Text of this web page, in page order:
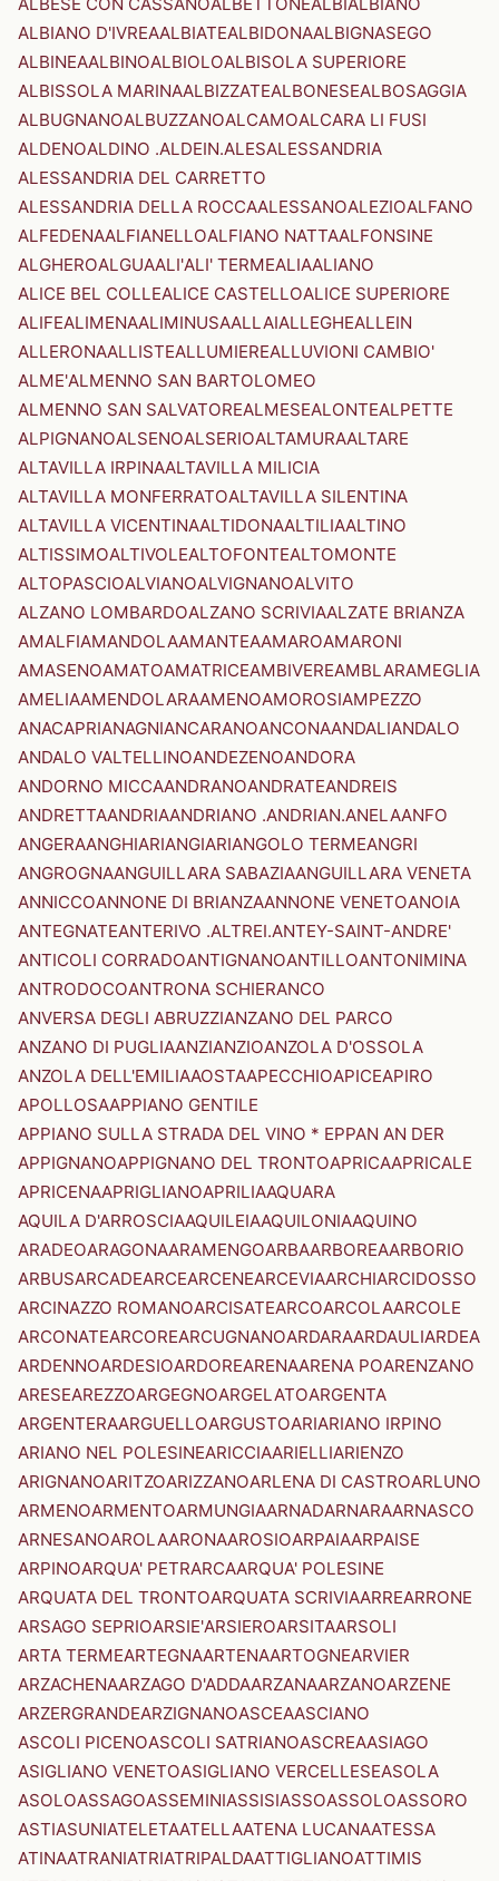
ALBIANO D'IVREAALBIATEALBIDONAALBIGNASEGO
ALBINEAALBINOALBIOLOALBISOLA SUPERIORE
ALBISSOLA MARINAALBIZZATEALBONESEALBOSAGGIA
ALBUGNANOALBUZZANOALCAMOALCARA LI FUSI
ALDENOALDINO .ALDEIN.ALESALESSANDRIA
ALESSANDRIA DEL CARRETTO
ALESSANDRIA DELLA ROCCAALESSANOALEZIOALFANO
ALFEDENAALFIANELLOALFIANO NATTAALFONSINE
ALGHEROALGUAALI'ALI' TERMEALIAALIANO
ALICE BEL COLLEALICE CASTELLOALICE SUPERIORE
ALIFEALIMENAALIMINUSAALLAIALLEGHEALLEIN
ALLERONAALLISTEALLUMIEREALLUVIONI CAMBIO'
ALME'ALMENNO SAN BARTOLOMEO
ALMENNO SAN SALVATOREALMESEALONTEALPETTE
ALPIGNANOALSENOALSERIOALTAMURAALTARE
ALTAVILLA IRPINAALTAVILLA MILICIA
ALTAVILLA MONFERRATOALTAVILLA SILENTINA
ALTAVILLA VICENTINAALTIDONAALTILIAALTINO
ALTISSIMOALTIVOLEALTOFONTEALTOMONTE
ALTOPASCIOALVIANOALVIGNANOALVITO
ALZANO LOMBARDOALZANO SCRIVIAALZATE BRIANZA
AMALFIAMANDOLAAMANTEAAMAROAMARONI
AMASENOAMATOAMATRICEAMBIVEREAMBLARAMEGLIA
AMELIAAMENDOLARAAMENOAMOROSIAMPEZZO
ANACAPRIANAGNIANCARANOANCONAANDALIANDALO
ANDALO VALTELLINOANDEZENOANDORA
ANDORNO MICCAANDRANOANDRATEANDREIS
ANDRETTAANDRIAANDRIANO .ANDRIAN.ANELAANFO
ANGERAANGHIARIANGIARIANGOLO TERMEANGRI
ANGROGNAANGUILLARA SABAZIAANGUILLARA VENETA
ANNICCOANNONE DI BRIANZAANNONE VENETOANOIA
ANTEGNATEANTERIVO .ALTREI.ANTEY-SAINT-ANDRE'
ANTICOLI CORRADOANTIGNANOANTILLOANTONIMINA
ANTRODOCOANTRONA SCHIERANCO
ANVERSA DEGLI ABRUZZIANZANO DEL PARCO
ANZANO DI PUGLIAANZIANZIOANZOLA D'OSSOLA
ANZOLA DELL'EMILIAAOSTAAPECCHIOAPICEAPIRO
APOLLOSAAPPIANO GENTILE
APPIANO SULLA STRADA DEL VINO * EPPAN AN DER
APPIGNANOAPPIGNANO DEL TRONTOAPRICAAPRICALE
APRICENAAPRIGLIANOAPRILIAAQUARA
AQUILA D'ARROSCIAAQUILEIAAQUILONIAAQUINO
ARADEOARAGONAARAMENGOARBAARBOREAARBORIO
ARBUSARCADEARCEARCENEARCEVIAARCHIARCIDOSSO
ARCINAZZO ROMANOARCISATEARCOARCOLAARCOLE
ARCONATEARCOREARCUGNANOARDARAARDAULIARDEA
ARDENNOARDESIOARDOREARENAARENA POARENZANO
ARESEAREZZOARGEGNOARGELATOARGENTA
ARGENTERAARGUELLOARGUSTOARIARIANO IRPINO
ARIANO NEL POLESINEARICCIAARIELLIARIENZO
ARIGNANOARITZOARIZZANOARLENA DI CASTROARLUNO
ARMENOARMENTOARMUNGIAARNADARNARAARNASCO
ARNESANOAROLAARONAAROSIOARPAIAARPAISE
ARPINOARQUA' PETRARCAARQUA' POLESINE
ARQUATA DEL TRONTOARQUATA SCRIVIAARREARRONE
ARSAGO SEPRIOARSIE'ARSIEROARSITAARSOLI
ARTA TERMEARTEGNAARTENAARTOGNEARVIER
ARZACHENAARZAGO D'ADDAARZANAARZANOARZENE
ARZERGRANDEARZIGNANOASCEAASCIANO
ASCOLI PICENOASCOLI SATRIANOASCREAASIAGO
ASIGLIANO VENETOASIGLIANO VERCELLESEASOLA
ASOLOASSAGOASSEMINIASSISIASSOASSOLOASSORO
ASTIASUNIATELETAATELLAATENA LUCANAATESSA
ATINAATRANIATRIATRIPALDAATTIGLIANOATTIMIS